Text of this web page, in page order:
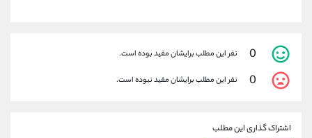
0 نفر این مطلب برایشان مفید بوده است.
0 نفر این مطلب برایشان مفید نبوده است.
اشتراک گذاری این مطلب